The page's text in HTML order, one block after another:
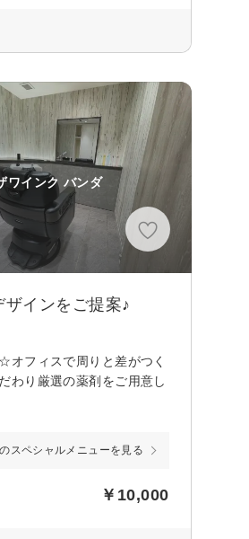
ワインク バンダ
インをご提案♪
オフィスで周りと差がつく
わり厳選の薬剤をご用意し
スペシャルメニューを見る
￥10,000